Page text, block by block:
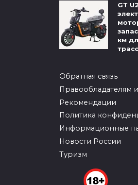
GT
км
Обратная связь
Правообладателям
Рекомендации
Политика
Информационные
Новости России
Туризм